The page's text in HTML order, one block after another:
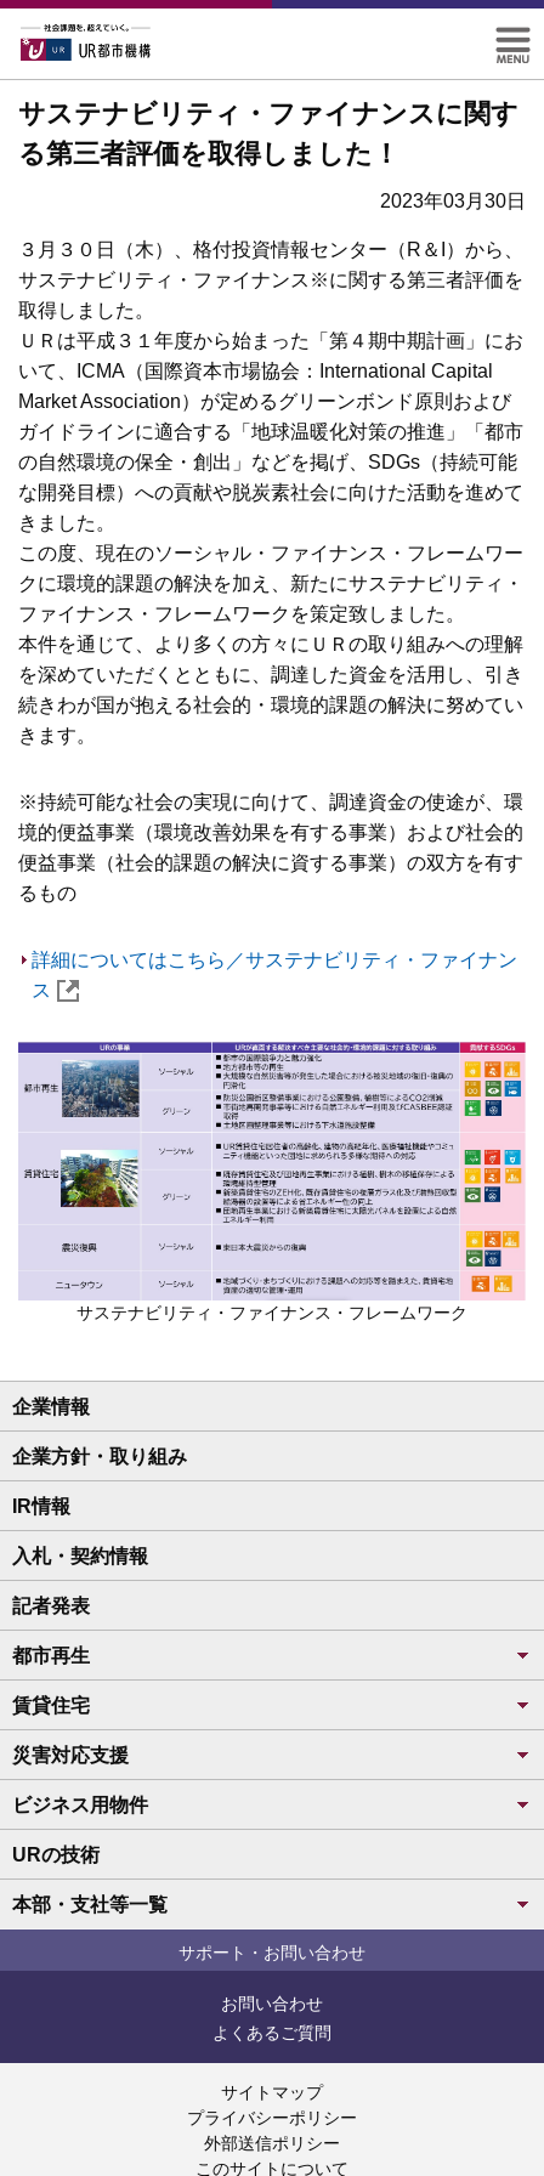
サステナビリティ・ファイナンスに関す
る第三者評価を取得しました！
2023年03月30日
３月３０日（木）、格付投資情報センター（R＆I）から、
サステナビリティ・ファイナンス※に関する第三者評価を
取得しました。
ＵＲは平成３１年度から始まった「第４期中期計画」にお
いて、ICMA（国際資本市場協会：International Capital
Market Association）が定めるグリーンボンド原則および
ガイドラインに適合する「地球温暖化対策の推進」「都市
の自然環境の保全・創出」などを掲げ、SDGs（持続可能
な開発目標）への貢献や脱炭素社会に向けた活動を進めて
きました。
この度、現在のソーシャル・ファイナンス・フレームワー
クに環境的課題の解決を加え、新たにサステナビリティ・
ファイナンス・フレームワークを策定致しました。
本件を通じて、より多くの方々にＵＲの取り組みへの理解
を深めていただくとともに、調達した資金を活用し、引き
続きわが国が抱える社会的・環境的課題の解決に努めてい
きます。
※持続可能な社会の実現に向けて、調達資金の使途が、環
境的便益事業（環境改善効果を有する事業）および社会的
便益事業（社会的課題の解決に資する事業）の双方を有す
るもの
詳細についてはこちら／サステナビリティ・ファイナン
ス
サステナビリティ・ファイナンス・フレームワーク
企業情報
企業方針・取り組み
IR情報
入札・契約情報
記者発表
都市再生
賃貸住宅
災害対応支援
ビジネス用物件
URの技術
本部・支社等一覧
サポート・お問い合わせ
お問い合わせ
よくあるご質問
サイトマップ
プライバシーポリシー
外部送信ポリシー
このサイトについて